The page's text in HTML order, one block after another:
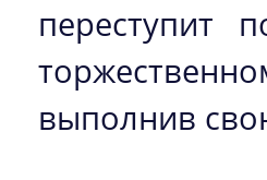
переступит
выполнив